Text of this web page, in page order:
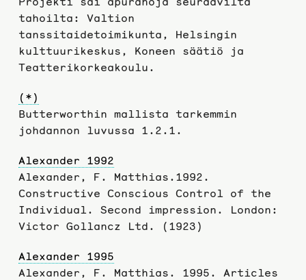
tahoilta: Valtion
tanssitaidetoimikunta, Helsingin
kulttuurikeskus, Koneen säätiö ja
Teatterikorkeakoulu.
(*)
Butterworthin mallista tarkemmin
johdannon luvussa 1.2.1.
Alexander 1992
Alexander, F. Matthias.1992.
Constructive Conscious Control of the
Individual. Second impression. London:
Victor Gollancz Ltd. (1923)
Alexander 1995
Alexander, F. Matthias. 1995. Articles